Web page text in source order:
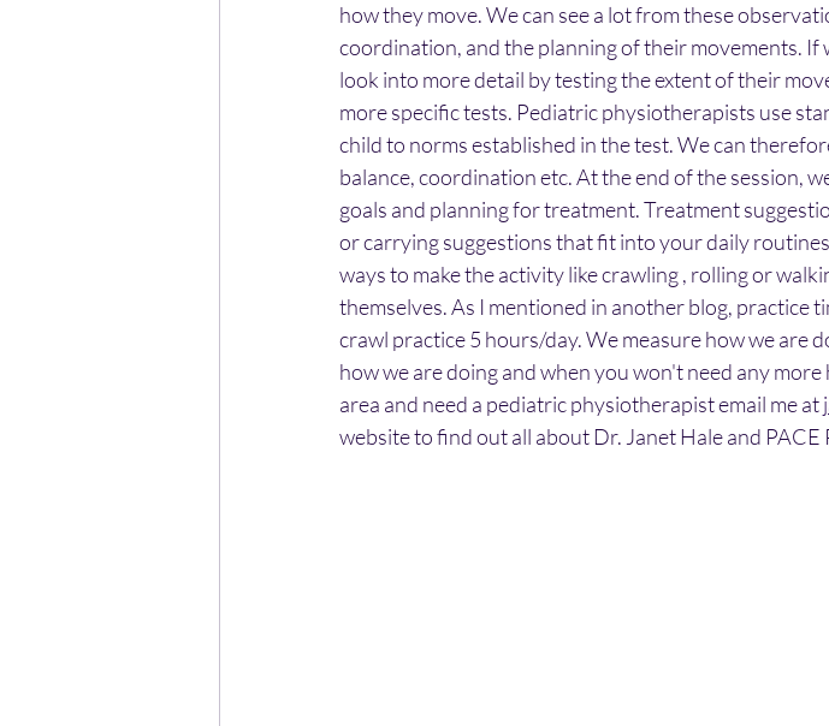
how they move. We can see a lot from these
coordination, and the planning of their movements. If
look into more detail by testing the extent of their
more specific tests. Pediatric physiotherapists use
child to norms established in the test. We can
balance, coordination etc. At the end of the session,
goals and planning for treatment. Treatment
or carrying suggestions that fit into your daily
ways to make the activity like crawling , rolling or
themselves. As I mentioned in another blog, practice
crawl practice 5 hours/day. We measure how we are
how we are doing and when you won't need any
area and need a pediatric physiotherapist email me at
website to find out all about Dr. Janet Hale and PACE